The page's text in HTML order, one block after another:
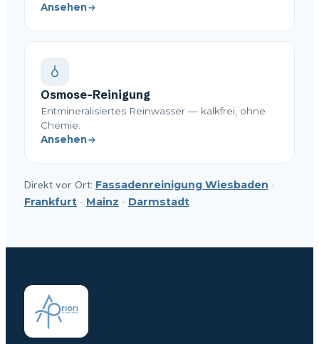
Ansehen
Osmose-Reinigung
Entmineralisiertes Reinwasser — kalkfrei, ohne
Chemie.
Ansehen
Direkt vor Ort: Fassadenreinigung Wiesbaden ·
Frankfurt · Mainz · Darmstadt